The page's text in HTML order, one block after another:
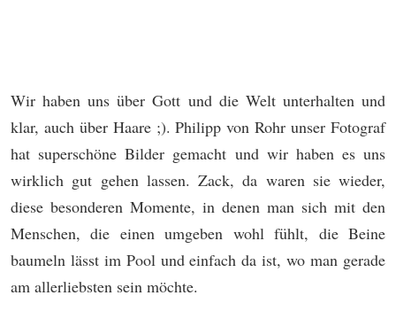
Wir haben uns über Gott und die Welt unterhalten und
klar, auch über Haare ;). Philipp von Rohr unser Fotograf
hat superschöne Bilder gemacht und wir haben es uns
wirklich gut gehen lassen. Zack, da waren sie wieder,
diese besonderen Momente, in denen man sich mit den
Menschen, die einen umgeben wohl fühlt, die Beine
baumeln lässt im Pool und einfach da ist, wo man gerade
am allerliebsten sein möchte.